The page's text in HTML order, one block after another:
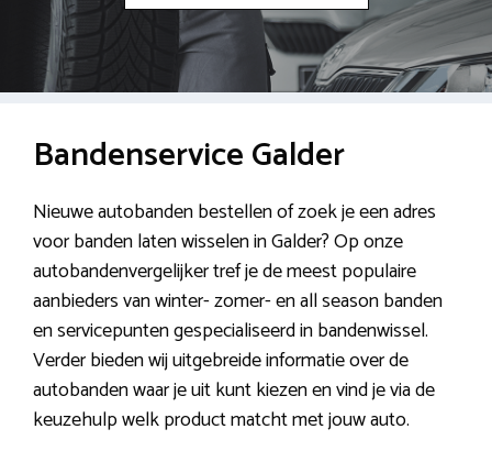
Bandenservice Galder
Nieuwe autobanden bestellen of zoek je een adres
voor banden laten wisselen in Galder? Op onze
autobandenvergelijker tref je de meest populaire
aanbieders van winter- zomer- en all season banden
en servicepunten gespecialiseerd in bandenwissel.
Verder bieden wij uitgebreide informatie over de
autobanden waar je uit kunt kiezen en vind je via de
keuzehulp welk product matcht met jouw auto.